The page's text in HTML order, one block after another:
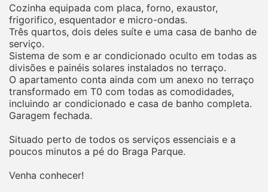
Cozinha equipada com placa, forno, exaustor,
frigorifico, esquentador e micro-ondas.
Três quartos, dois deles suíte e uma casa de banho de
serviço.
Sistema de som e ar condicionado oculto em todas as
divisões e painéis solares instalados no terraço.
O apartamento conta ainda com um anexo no terraço
transformado em T0 com todas as comodidades,
incluindo ar condicionado e casa de banho completa.
Garagem fechada.
Situado perto de todos os serviços essenciais e a
poucos minutos a pé do Braga Parque.
Venha conhecer!